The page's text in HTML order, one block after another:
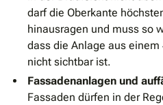
darf die Oberkante
hinausragen und muss so
dass die Anlage aus
nicht sichtbar ist.
Fassadenanlagen und
Fassaden dürfen in der